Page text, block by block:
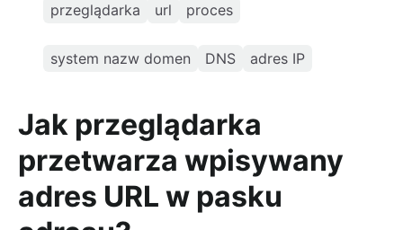
przeglądarka url proces
system nazw domen DNS adres IP
Jak przeglądarka
przetwarza wpisywany
adres URL w pasku